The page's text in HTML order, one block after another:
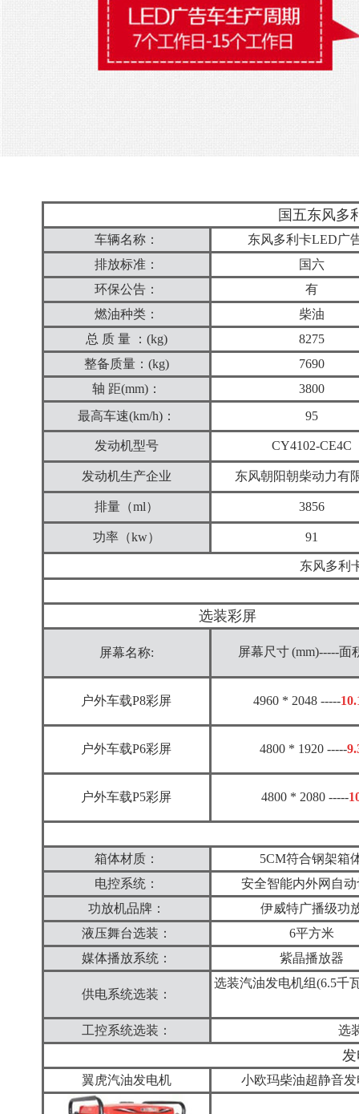
国五东风多
车辆名称：
东风多利卡LED广
排放标准：
国六
环保公告：
有
燃油种类：
柴油
总 质 量 ：(kg)
8275
整备质量：(kg)
7690
轴 距(mm)：
3800
最高车速(km/h)：
95
发动机型号 CY4102-CE4C
发动机生产企业 东风朝阳朝柴动力有
排量（ml） 3856
功率（kw） 91
东风多利
选装彩屏
屏幕名称: 屏幕尺寸 (mm)-----面
户外车载P8彩屏 4960 * 2048 -----
户外车载P6彩屏 4800 * 1920 -----
户外车载P5彩屏 4800 * 2080 -----
箱体材质：
5CM符合钢架箱
电控系统：
安全智能内外网自动
功放机品牌：
伊威特广播级功
液压舞台选装：
6平方米
媒体播放系统：
紫晶播放器
供电系统选装：
选装汽油发电机组(6.5千
工控系统选装： 选
翼虎汽油发电机 小欧玛柴油超静音发